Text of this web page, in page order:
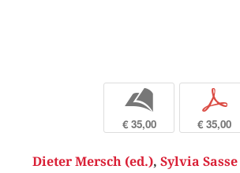
b
€ 35,00
p
€ 35,00
Dieter Mersch (ed.), Sylvia